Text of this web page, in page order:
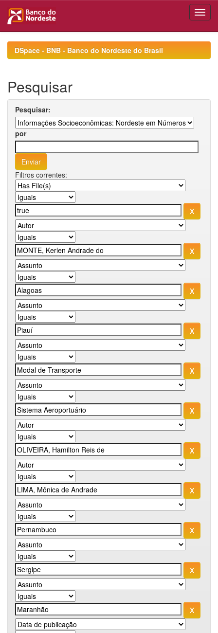
navigationDSpace - BNB - Banco do Nordeste do Brasil
Pesquisar
Pesquisar:
por
Filtros correntes: